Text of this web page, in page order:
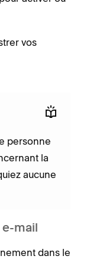
vos
personne
la
aucune
mail
dans le